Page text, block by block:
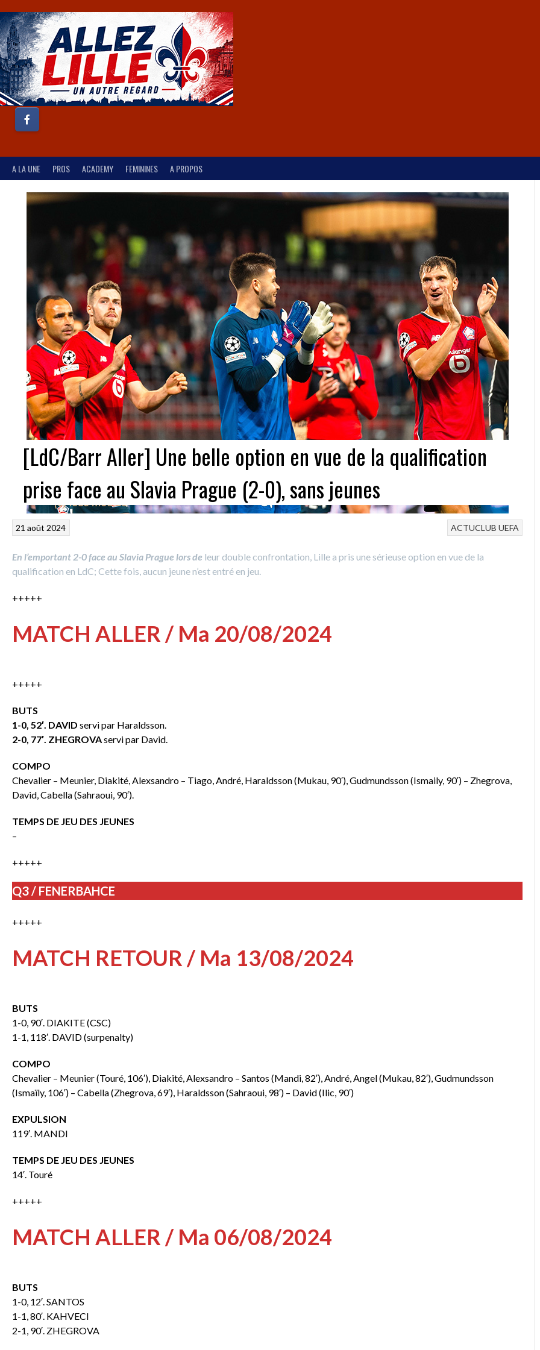
A LA UNE PROS ACADEMY FEMININES A PROPOS
[LdC/Barr Aller] Une belle option en vue de la qualification
prise face au Slavia Prague (2-0), sans jeunes
ACTUCLUB UEFA
21 août 2024
En l’emportant 2-0 face au Slavia Prague lors de leur double confrontation, Lille a pris une sérieuse option en vue de la
qualification en LdC; Cette fois, aucun jeune n’est entré en jeu.
+++++
MATCH ALLER / Ma 20/08/2024
+++++
BUTS
1-0, 52′. DAVID servi par Haraldsson.
2-0, 77′. ZHEGROVAservi par David.
COMPO
Chevalier – Meunier, Diakité, Alexsandro – Tiago, André, Haraldsson (Mukau, 90′), Gudmundsson (Ismaily, 90′) – Zhegrova,
David, Cabella (Sahraoui, 90′).
TEMPS DE JEU DES JEUNES
–
+++++
Q3 / FENERBAHCE
+++++
MATCH RETOUR / Ma 13/08/2024
BUTS
1-0, 90′. DIAKITE (CSC)
1-1, 118′. DAVID (surpenalty)
COMPO
Chevalier – Meunier (Touré, 106′), Diakité, Alexsandro – Santos (Mandi, 82′), André, Angel (Mukau, 82′), Gudmundsson
(Ismaïly, 106′) – Cabella (Zhegrova, 69′), Haraldsson (Sahraoui, 98′) – David (Ilic, 90′)
EXPULSION
119′. MANDI
TEMPS DE JEU DES JEUNES
14′. Touré
+++++
MATCH ALLER / Ma 06/08/2024
BUTS
1-0, 12′. SANTOS
1-1, 80′. KAHVECI
2-1, 90′. ZHEGROVA